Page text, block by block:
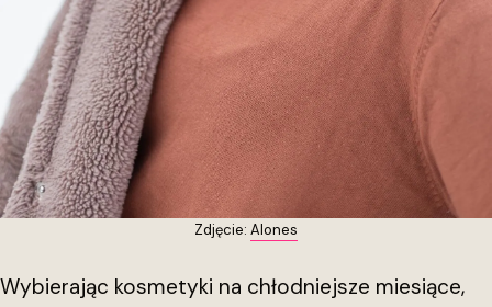
Zdjęcie: Alones
Wybierając kosmetyki na chłodniejsze miesiące,